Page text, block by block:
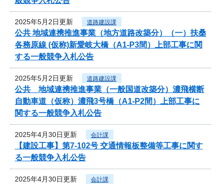
2025年5月2日更新 道路建設課
公共 地域連携推進事業（地方道路改築分）（一）扶桑
各務原線 (仮称)新愛岐大橋（A1-P3間）上部工事に関
する一般競争入札公告
2025年5月2日更新 道路建設課
公共 地域連携推進事業（一般国道改築分）濃飛横断
自動車道（仮称）濃飛3号橋（A1-P2間）上部工事に
関する一般競争入札公告
2025年4月30日更新 会計課
【建設工事】第7-102号 交通情報板整備等工事に関す
る一般競争入札公告
2025年4月30日更新 会計課